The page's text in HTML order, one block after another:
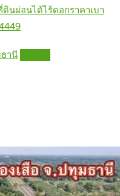
นผ่อนได้ไร้ดอกราคาเบา
านี